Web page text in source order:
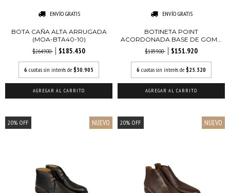
ENVÍO GRATIS
BOTA CAÑA ALTA ARRUGADA
(MOA-BTA40-10)
$264.900
$185.430
6 cuotas sin interés de $30.905
AGREGAR AL CARRITO
ENVÍO GRATIS
BOTINETA POINT
ACORDONADA BASE DE GOMA
(...
$189.900 $151.920
6 cuotas sin interés de $25.320
AGREGAR AL CARRITO
20% OFF NUEVO 20% OFF NUEVO